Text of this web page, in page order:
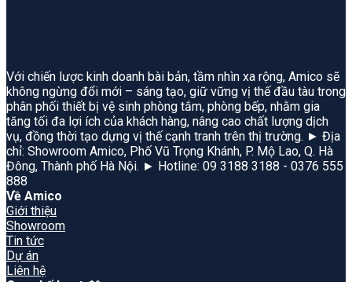
Với chiến lược kinh doanh bài bản, tầm nhìn xa rộng, Amico sẽ
không ngừng đổi mới – sáng tạo, giữ vững vị thế đầu tàu trong
phân phối thiết bị vệ sinh phòng tắm, phòng bếp, nhằm gia
tăng tối đa lợi ích của khách hàng, nâng cao chất lượng dịch
vụ, đồng thời tạo dựng vị thế cạnh tranh trên thị trường. ► Địa
chỉ: Showroom Amico, Phố Vũ Trọng Khánh, P. Mộ Lao, Q. Hà
Đông, Thành phố Hà Nội. ► Hotline: 09 3188 3188 - 0376 555
888
Về Amico
Giới thiệu
Showroom
Tin tức
Dự án
Liên hệ